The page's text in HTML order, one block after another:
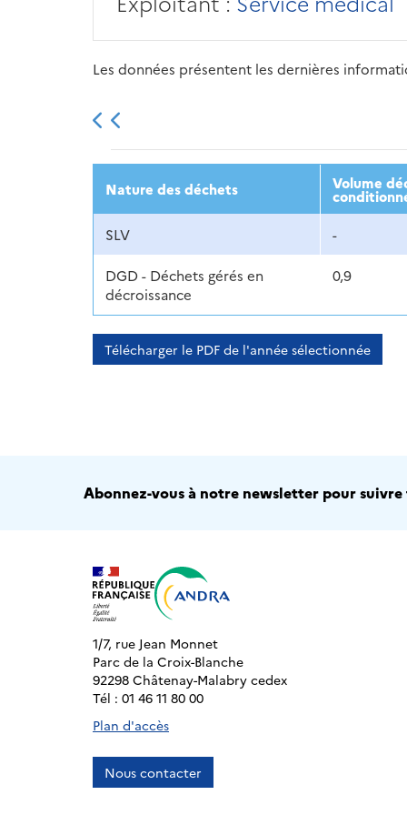
Les données présentent les dernières
2013 2014 2015
Nature des déchets Volume
SLV
-
DGD - Déchets gérés en
décroissance
0,9
Télécharger le PDF de l'année sélectionnée
Abonnez-vous à notre newsletter pour suivre
1/7, rue Jean Monnet
Parc de la Croix-Blanche
92298 Châtenay-Malabry cedex
Tél : 01 46 11 80 00
Plan d'accès
Nous contacter